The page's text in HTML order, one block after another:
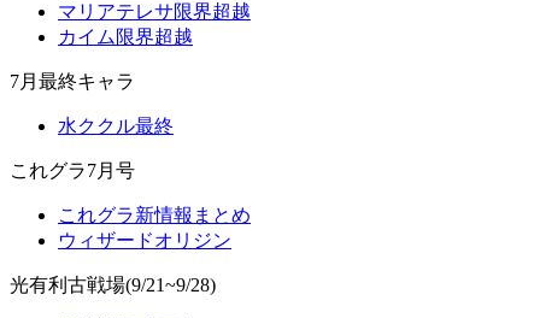
マリアテレサ限界超越
カイム限界超越
7月最終キャラ
水ククル最終
これグラ7月号
これグラ新情報まとめ
ウィザードオリジン
光有利古戦場(9/21~9/28)